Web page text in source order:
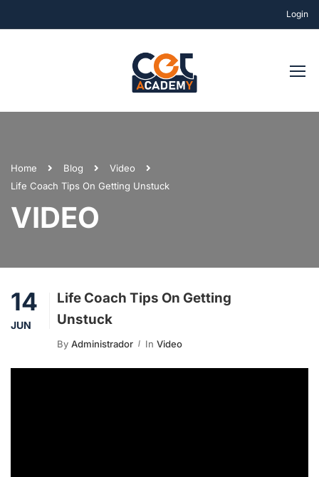
Login
Home Blog
Video
Life Coach Tips On Getting Unstuck
VIDEO
14
JUN
Life Coach Tips On Getting
Unstuck
By Administrador In Video